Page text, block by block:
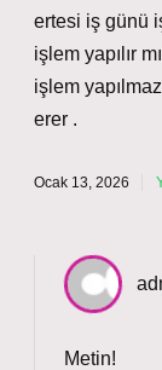
ertesi iş günü
işlem yapılır
işlem
erer .
Ocak 13, 2026
Metin!